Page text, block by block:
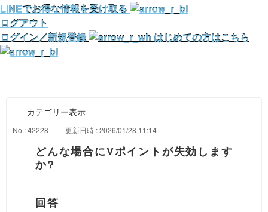
LINEでお得な情報を受け取る
ログアウト
ログイン／新規登録
はじめての方はこちら
カテゴリー表示
No : 42228 更新日時 : 2026/01/28 11:14
どんな場合にVポイントが失効します
か?